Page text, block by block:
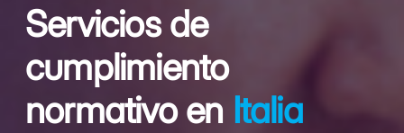
Servicios de
cumplimiento
normativo en Italia